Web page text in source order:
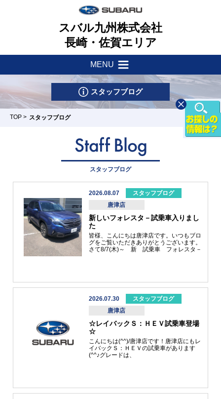
スバル九州株式会社
長崎・佐賀エリア
MENU
新着情報
サポート・他
車検・点検はマイスバルへ
リース&クレジット
スバル自動車保険
リコール
所有権解除について
店舗一覧
諌早店
佐賀店/カー
スポット佐賀
唐津店
新車情報
試乗車情報
アフターサービス
会社案内
一つのいのちプロジェクト
採用情報
お問い合わせ
スタッフブログ
TOP > スタッフブログ
スタッフブログ
2026.08.07
スタッフブログ
唐津店
新しいフォレスタ－試乗車入りまし
た
皆様、こんにちは唐津店です。いつもブロ
グをご覧いただきありがとうございます。
さて8/7(木)～ 新 試乗車 フォレスタ－
ハウスさんに行ってきました。ハ－モニ－
もあげで、パリパリさくさく美味しかった
です～(^^♪最後に唐津店 8/8~8/9も元気
に営業してます(^^)/お買い得情報もござい
ますので詳しくはスタッフまでよろしくお
願い致します。
2026.07.30
スタッフブログ
唐津店
☆レイバックＳ：ＨＥＶ試乗車登場
☆
こんにちは(^^)/唐津店です！唐津店にもレ
イバックＳ：ＨＥＶの試乗車があります
(^^♪グレードは、
にお知らせがあります！！！！２０２６